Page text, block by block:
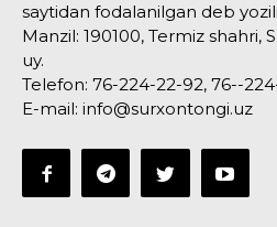
saytidan fodalanilgan deb
Manzil: 190100, Termiz shahri,
uy.
Telefon: 76-224-22-92, 76--
E-mail: info@surxontongi.uz